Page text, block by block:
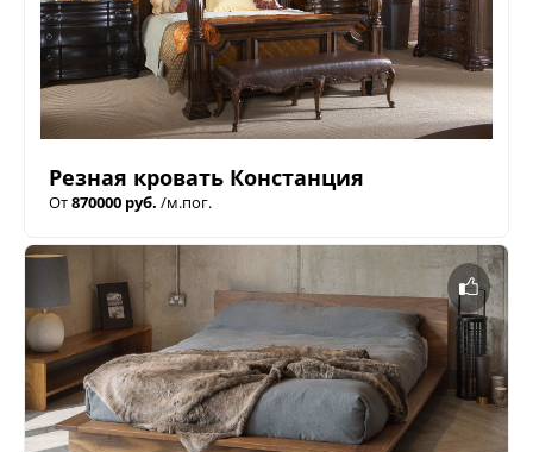
Резная кровать Констанция
От870000 руб. /м.пог.